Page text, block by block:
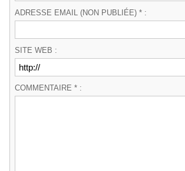
ADRESSE EMAIL (NON PUBLIÉE) * :
SITE WEB :
COMMENTAIRE * :